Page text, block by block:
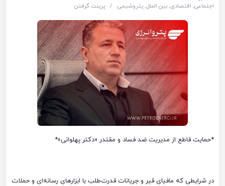
اجتماعی, اقتصادی, بین الملل, پتروشیمی / پرینت گرفتن
*حمایت قاطع از مدیریت ضد فساد و مقتدر «دکتر پهلوانی»*
در شرایطی که مافیای قیر و جریانات قدرت‌طلب با ابزارهای رسانه‌ای و حملات